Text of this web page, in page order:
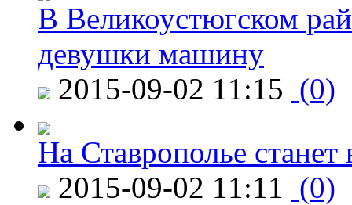
В Великоустюгском
девушки машину
2015-09-02 11:15 (0)
На Ставрополье
2015-09-02 11:11 (0)